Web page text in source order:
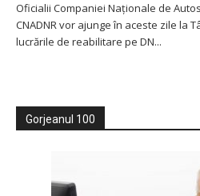
Oficialii Companiei Naţionale de
CNADNR vor ajunge în aceste zile la
lucrările de reabilitare pe DN...
Gorjeanul 100